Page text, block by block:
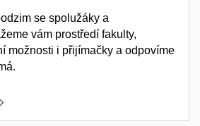
se spolužáky a
vám prostředí fakulty,
možnosti i přijímačky a odpovíme